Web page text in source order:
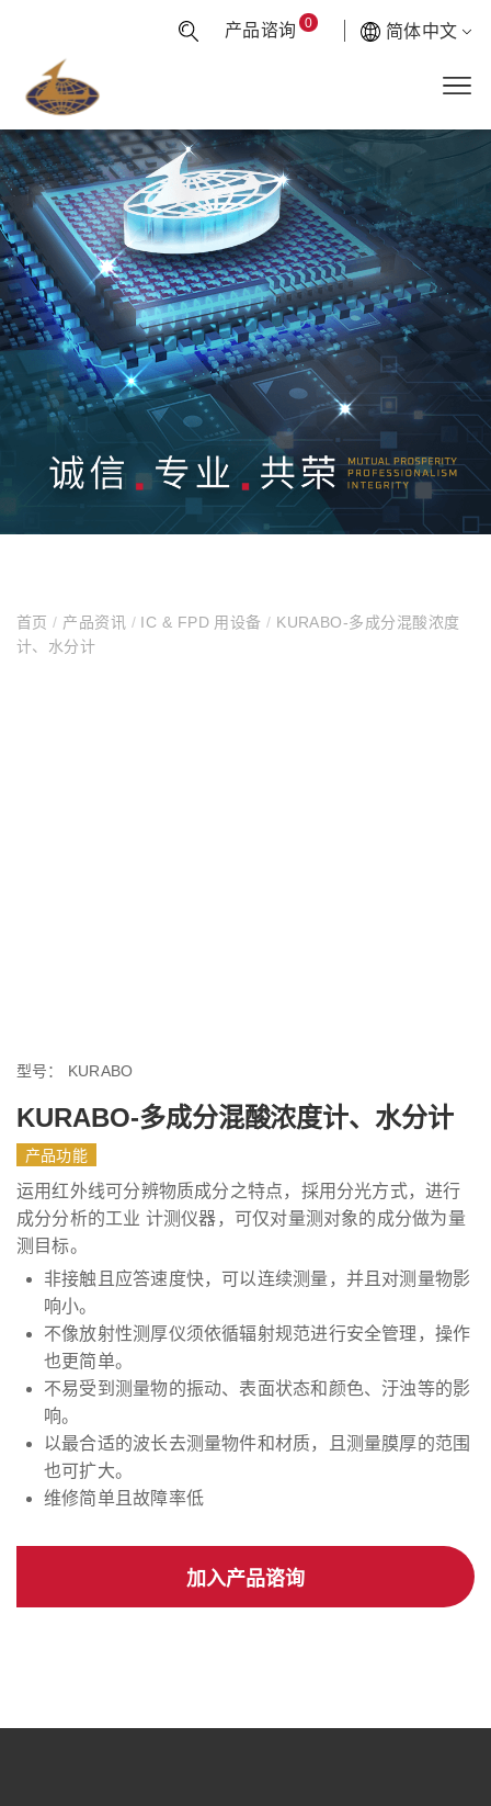
产品谘询 0 简体中文
首页/ 产品资讯 /IC & FPD 用设备/ KURABO-多成分混酸浓度
计、水分计
型号： KURABO
KURABO-多成分混酸浓度计、水分计
产品功能
运用红外线可分辨物质成分之特点，採用分光方式，进行
成分分析的工业 计测仪器，可仅对量测对象的成分做为量
测目标。
非接触且应答速度快，可以连续测量，并且对测量物影
响小。
不像放射性测厚仪须依循辐射规范进行安全管理，操作
也更简单。
不易受到测量物的振动、表面状态和颜色、汙浊等的影
响。
以最合适的波长去测量物件和材质，且测量膜厚的范围
也可扩大。
维修简单且故障率低
加入产品谘询